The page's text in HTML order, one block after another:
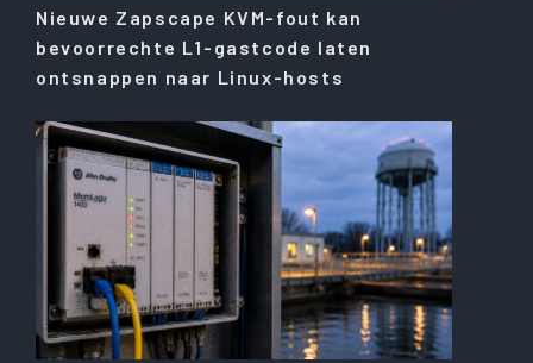
Nieuwe Zapscape KVM-fout kan
bevoorrechte L1-gastcode laten
ontsnappen naar Linux-hosts